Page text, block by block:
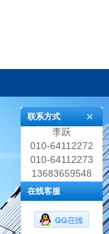
联系方式
李跃
010-64112272
010-64112273
13683659548
在线客服